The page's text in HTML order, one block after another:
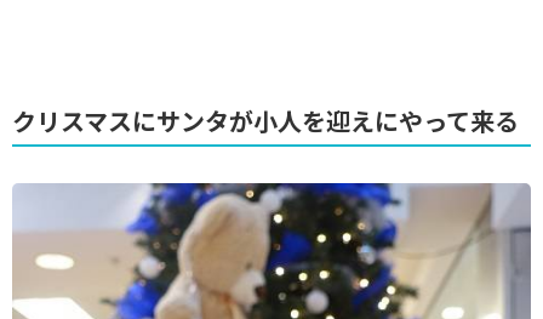
クリスマスにサンタが小人を迎えにやって来る